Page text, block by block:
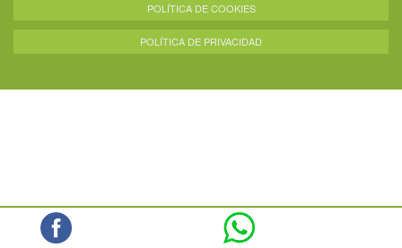
POLÍTICA DE COOKIES
POLÍTICA DE PRIVACIDAD